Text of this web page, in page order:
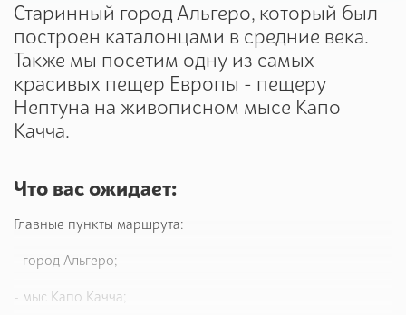
Старинный город Альгеро, который был
построен каталонцами в средние века.
Также мы посетим одну из самых
красивых пещер Европы - пещеру
Нептуна на живописном мысе Капо
Качча.
Что вас ожидает:
Главные пункты маршрута:
- город Альгеро;
- мыс Капо Качча;